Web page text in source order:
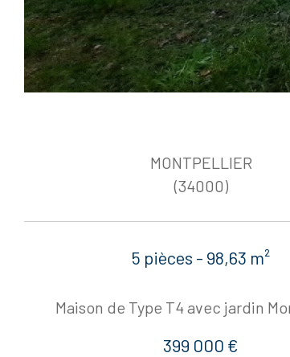
MONTPELLIER
(34000)
5 pièces - 98,63 m²
Maison de Type T4 avec jardin
399 000 €